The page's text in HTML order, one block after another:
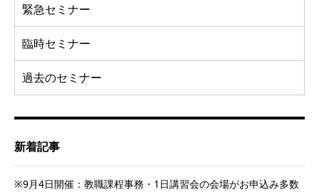
緊急セミナー
臨時セミナー
過去のセミナー
新着記事
※9月4日開催：教職課程事務・1日講習会の会場がお申込み多数